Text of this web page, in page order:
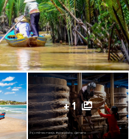
+ 1